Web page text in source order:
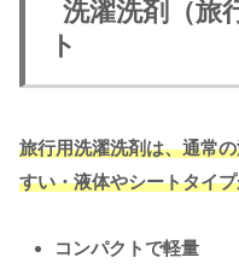
洗濯洗剤（旅
ト
旅行用洗濯洗剤は、通常
すい・液体やシートタイ
コンパクトで軽量